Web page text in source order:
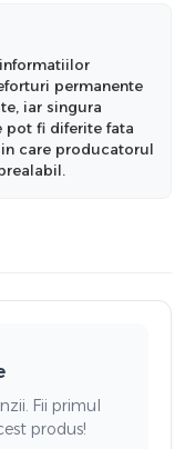
permanente
iar singura
pot fi diferite fata
care producatorul
Fii primul
produs!